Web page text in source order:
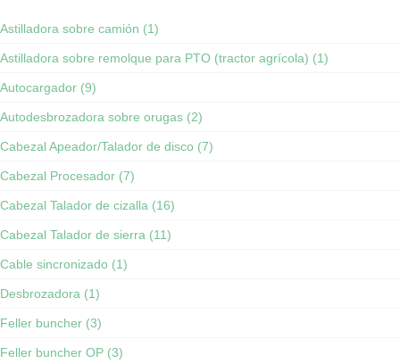
Astilladora sobre camión (1)
Astilladora sobre remolque para PTO (tractor agrícola) (1)
Autocargador (9)
Autodesbrozadora sobre orugas (2)
Cabezal Apeador/Talador de disco (7)
Cabezal Procesador (7)
Cabezal Talador de cizalla (16)
Cabezal Talador de sierra (11)
Cable sincronizado (1)
Desbrozadora (1)
Feller buncher (3)
Feller buncher OP (3)